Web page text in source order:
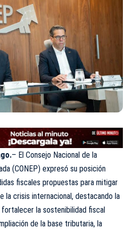
– El Consejo Nacional de la
(CONEP) expresó su posición
fiscales propuestas para mitigar
la crisis internacional, destacando la
la sostenibilidad fiscal
de la base tributaria, la